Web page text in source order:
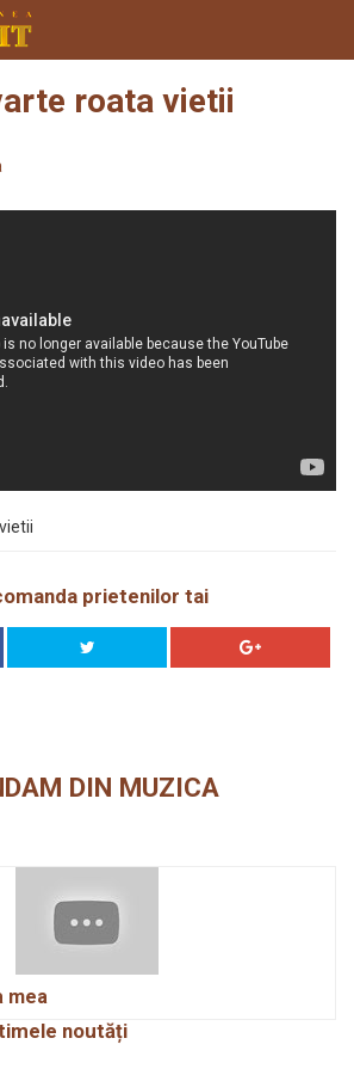
roata vietii
prietenilor tai
DIN MUZICA
mea
noutăți